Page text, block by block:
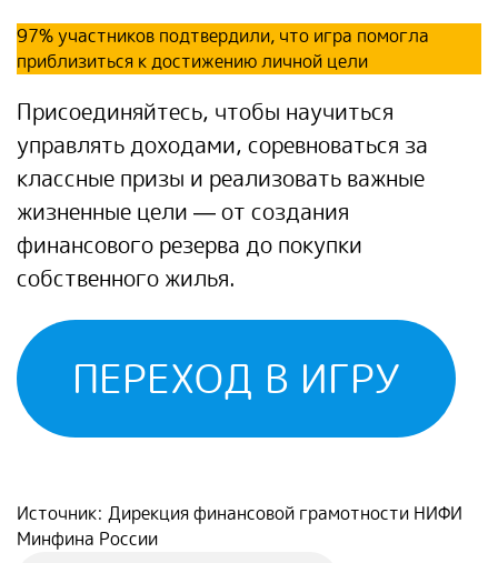
97% участников подтвердили, что игра помогла
приблизиться к достижению личной цели
Присоединяйтесь, чтобы научиться
управлять доходами, соревноваться за
классные призы и реализовать важные
жизненные цели — от создания
финансового резерва до покупки
собственного жилья.
ПЕРЕХОД В ИГРУ
Источник: Дирекция финансовой грамотности НИФИ
Минфина России